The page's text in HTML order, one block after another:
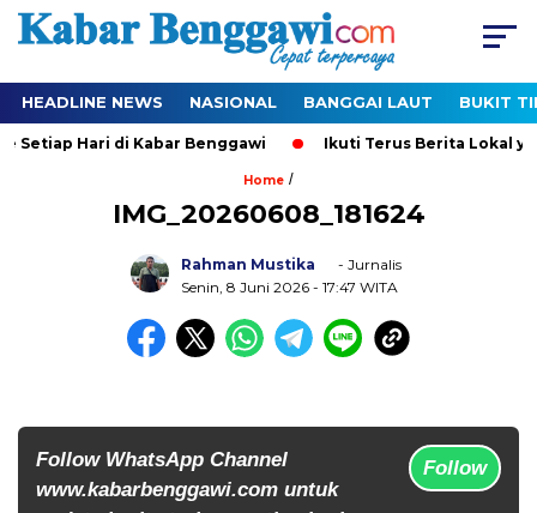
HEADLINE NEWS NASIONAL BANGGAI LAUT BUKIT
Hari di Kabar Benggawi Ikuti Terus Berita Lokal
Home /
IMG_20260608_181624
Rahman Mustika
- Jurnalis
Senin, 8 Juni 2026 - 17:47 WITA
Follow WhatsApp Channel
www.kabarbenggawi.com untuk
Follow